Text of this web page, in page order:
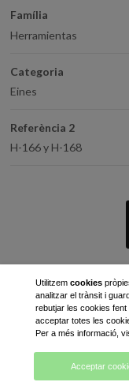
Família
Herramientas
Categoria
Eines
Referència 2
H-166 y H-168
C / Gran
Utilitzem cookies
analitzar el trànsit i
rebutjar les cookies
acceptar totes les
Per a més informació,
Acceptar